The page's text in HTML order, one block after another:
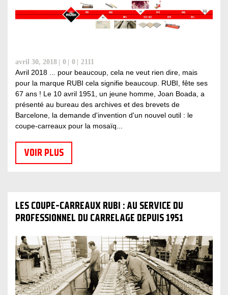
avril 30, 2018 0 0 2111
Avril 2018 ... pour beaucoup, cela ne veut rien dire, mais
pour la marque RUBI cela signifie beaucoup. RUBI, fête ses
67 ans ! Le 10 avril 1951, un jeune homme, Joan Boada, a
présenté au bureau des archives et des brevets de
Barcelone, la demande d'invention d'un nouvel outil : le
coupe-carreaux pour la mosaïq...
VOIR PLUS
LES COUPE-CARREAUX RUBI : AU SERVICE DU
PROFESSIONNEL DU CARRELAGE DEPUIS 1951